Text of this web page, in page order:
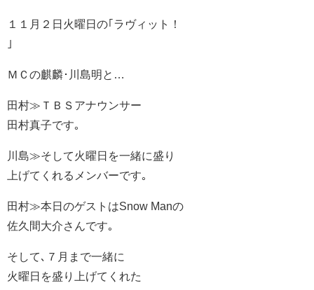
１１月２日火曜日の｢ラヴィット！
｣
ＭＣの麒麟･川島明と…
田村≫ＴＢＳアナウンサー
田村真子です｡
川島≫そして火曜日を一緒に盛り
上げてくれるメンバーです｡
田村≫本日のゲストはSnow Manの
佐久間大介さんです｡
そして､７月まで一緒に
火曜日を盛り上げてくれた